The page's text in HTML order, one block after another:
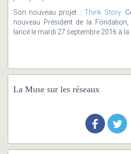
Son nouveau projet : Think Story.
nouveau Président de la
lancé le mardi 27 septembre 2016 à la
La Muse sur les réseaux